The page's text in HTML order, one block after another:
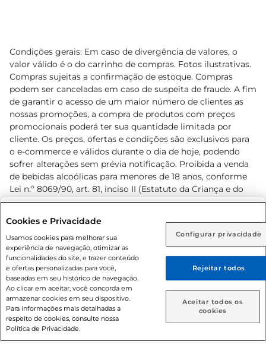
Rio de Janeiro (RJ) Goiás (GO)
Ou
Caso queira comprar online, informe como deseja receber
suas compras:
Entrega em casa Retire em Loja
Condições gerais: Em caso de divergência de valores, o
valor válido é o do carrinho de compras. Fotos ilustrativas.
Compras sujeitas a confirmação de estoque. Compras
podem ser canceladas em caso de suspeita de fraude. A fim
de garantir o acesso de um maior número de clientes as
nossas promoções, a compra de produtos com preços
promocionais poderá ter sua quantidade limitada por
cliente. Os preços, ofertas e condições são exclusivos para
o e-commerce e válidos durante o dia de hoje, podendo
sofrer alterações sem prévia notificação. Proibida a venda
de bebidas alcoólicas para menores de 18 anos, conforme
Lei n.º 8069/90, art. 81, inciso II (Estatuto da Criança e do
Adolescente). Preços e condições exclusivos para o
prévio. O valor mínimo para as compras on-line é de R$
80,00.
© 2026 Copyright. Todos os direitos
reservados Prezunic.
Cookies e Privacidade
Usamos cookies para melhorar sua
experiência de navegação, otimizar as
funcionalidades do site, e trazer conteúdo
e ofertas personalizadas para você,
baseadas em seu histórico de navegação.
Ao clicar em aceitar, você concorda em
armazenar cookies em seu dispositivo.
Para informações mais detalhadas a
respeito de cookies, consulte nossa
Política de Privacidade.
Configurar privacidade
Rejeitar todos
Aceitar todos os
cookies